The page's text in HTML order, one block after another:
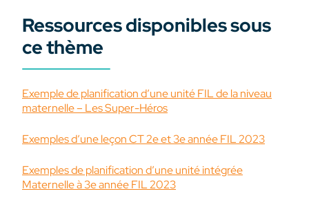
Ressources disponibles sous
ce thème
Exemple de planification d’une unité FIL de la niveau
maternelle – Les Super-Héros
Exemples d’une leçon CT 2e et 3e année FIL 2023
Exemples de planification d’une unité intégrée
Maternelle à 3e année FIL 2023